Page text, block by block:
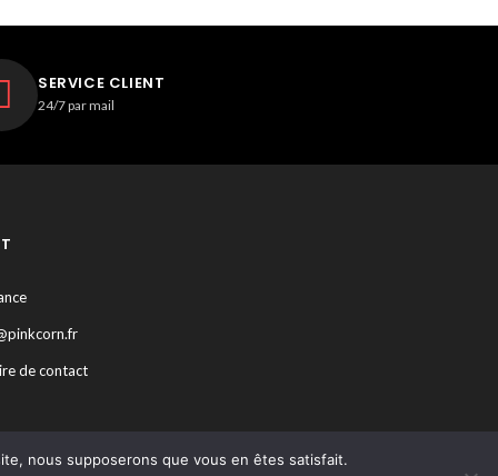
SERVICE CLIENT
24/7 par mail
de contact
nous supposerons que vous en êtes satisfait.